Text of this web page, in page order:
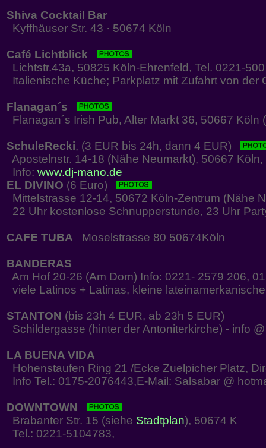
Shiva Cocktail Bar
Kyffhäuser Str. 43 · 50674 Köln
Café Lichtblick
Lichtstr.43a, 50825 Köln-Ehrenfeld, Tel. 0221-
Italienische Küche; Parkplatz mit Zufahrt von der
Flanagan´s
Flanagan´s Irish Pub, Alter Markt 36, 50667 Köln
SchuleRecki, (3 EUR bis 24h, dann 4 EUR)
Apostelnstr. 14-18 (Nähe Neumarkt), 50667
Info: www.dj-mano.de
EL DIVINO (6 Euro)
Mittelstrasse 12-14, 50672 Köln-Zentrum (Nähe
22 Uhr kostenlose Schnupperstunde, 23 Uhr
CAFE TUBA Moselstrasse 80 50674Köln
BANDERAS
Am Hof 20-26 (Am Dom) Info: 0221- 2579 206,
viele Latinos + Latinas, kleine
STANTON (bis 23h 4 EUR, ab 23h 5 EUR)
Schildergasse (hinter der Antoniterkirche) - info
LA BUENA VIDA
Hohenstaufen Ring 21 /Ecke Zuelpicher Platz,
Info Tel.: 0175-2076443,E-Mail: Salsabar @
DOWNTOWN
Brabanter Str. 15 (siehe Stadtplan), 50674 K
Tel.: 0221-5104783,